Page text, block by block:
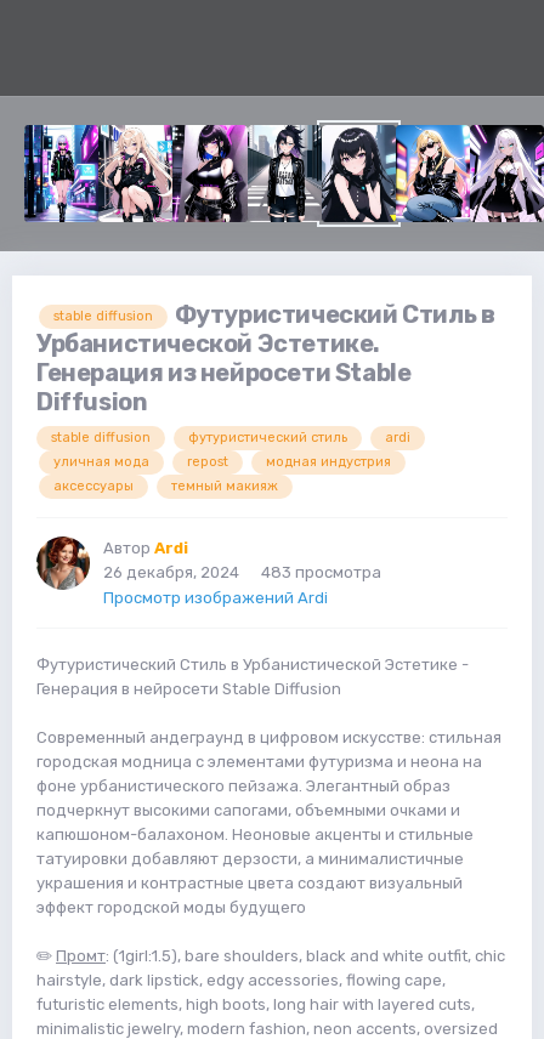
stable diffusion
Футуристический Стиль в
Урбанистической Эстетике.
Генерация из нейросети Stable
Diffusion
stable diffusion футуристический стиль
ardi
уличная мода
repost
модная индустрия
аксессуары
темный макияж
Автор Ardi
26 декабря, 2024
483 просмотра
Просмотр изображений Ardi
Футуристический Стиль в Урбанистической Эстетике -
Генерация в нейросети Stable Diffusion
Современный андеграунд в цифровом искусстве: стильная
городская модница с элементами футуризма и неона на
фоне урбанистического пейзажа. Элегантный образ
подчеркнут высокими сапогами, объемными очками и
капюшоном-балахоном. Неоновые акценты и стильные
татуировки добавляют дерзости, а минималистичные
украшения и контрастные цвета создают визуальный
эффект городской моды будущего
✏️ Промт: (1girl:1.5), bare shoulders, black and white outfit, chic
hairstyle, dark lipstick, edgy accessories, flowing cape,
futuristic elements, high boots, long hair with layered cuts,
minimalistic jewelry, modern fashion, neon accents, oversized